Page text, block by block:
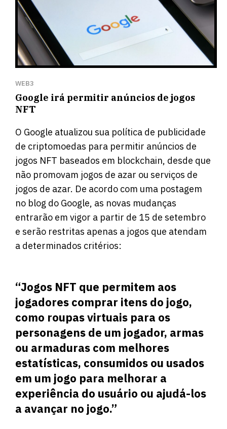
WEB3
Google irá permitir anúncios de jogos
NFT
O Google atualizou sua política de publicidade
de criptomoedas para permitir anúncios de
jogos NFT baseados em blockchain, desde que
não promovam jogos de azar ou serviços de
jogos de azar. De acordo com uma postagem
no blog do Google, as novas mudanças
entrarão em vigor a partir de 15 de setembro
e serão restritas apenas a jogos que atendam
a determinados critérios:
“Jogos NFT que permitem aos
jogadores comprar itens do jogo,
como roupas virtuais para os
personagens de um jogador, armas
ou armaduras com melhores
estatísticas, consumidos ou usados ​​​​
em um jogo para melhorar a
experiência do usuário ou ajudá-los
a avançar no jogo.”